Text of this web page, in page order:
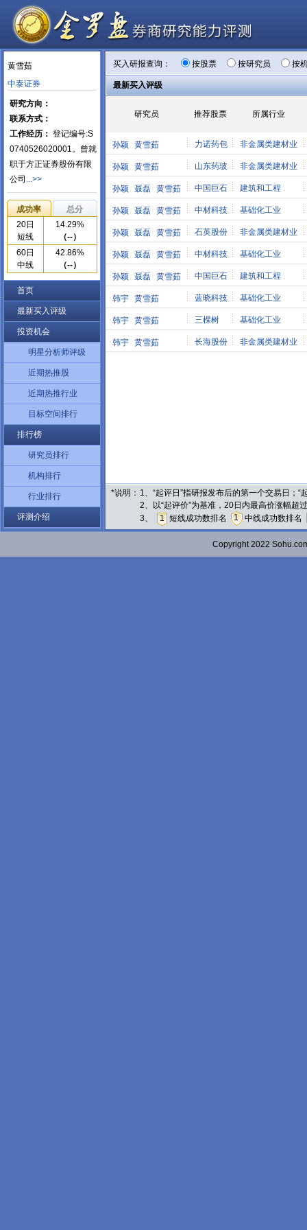
黄雪茹
中泰证券
研究方向：
联系方式：
工作经历： 登记编号:S
0740526020001。曾就
职于方正证券股份有限
公司 ...>>
成功率
总分
20日
短线
14.29%
（--）
60日
中线
42.86%
（--）
首页
最新买入评级
投资机会
明星分析师评级
近期热推股
近期热推行业
目标空间排行
排行榜
研究员排行
机构排行
行业排行
评测介绍
买入研报查询： 按股票 按研究员 按
最新买入评级
研究员 推荐股票 所属行业
孙颖 黄雪茹 力诺药包 非金属类建材业
孙颖 黄雪茹 山东药玻 非金属类建材业
孙颖 聂磊 黄雪茹 中国巨石 建筑和工程
孙颖 聂磊 黄雪茹 中材科技 基础化工业
孙颖 聂磊 黄雪茹 石英股份 非金属类建材业
孙颖 聂磊 黄雪茹 中材科技 基础化工业
孙颖 聂磊 黄雪茹 中国巨石 建筑和工程
韩宇 黄雪茹 蓝晓科技 基础化工业
韩宇 黄雪茹 三棵树 基础化工业
韩宇 黄雪茹 长海股份 非金属类建材业
*说明： 1、“起评日”指研报发布后的第一个交易日；
2、以“起评价”为基准，20日内最高价涨幅
3、
1 短线成功数排名 1 中线成功数排名
Copyright 2022